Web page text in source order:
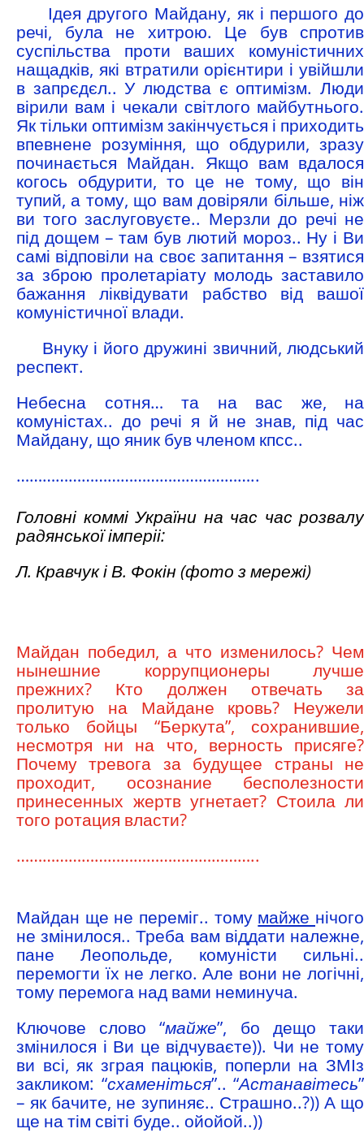
Ідея другого Майдану, як і першого до
речі, була не хитрою. Це був спротив
суспільства проти ваших комуністичних
нащадків, які втратили орієнтири і увійшли
в запрєдєл.. У людства є оптимізм. Люди
вірили вам і чекали світлого майбутнього.
Як тільки оптимізм закінчується і приходить
впевнене розуміння, що обдурили, зразу
починається Майдан. Якщо вам вдалося
когось обдурити, то це не тому, що він
тупий, а тому, що вам довіряли більше, ніж
ви того заслуговуєте.. Мерзли до речі не
під дощем – там був лютий мороз.. Ну і Ви
самі відповіли на своє запитання – взятися
за зброю пролетаріату молодь заставило
бажання ліквідувати рабство від вашої
комуністичної влади.
Внуку і його дружині звичний, людський
респект.
Небесна сотня… та на вас же, на
комуністах.. до речі я й не знав, під час
Майдану, що яник був членом кпсс..
………………………………………………..
Головні коммі України на час час розвалу
радянської імперіі:
Л. Кравчук і В. Фокін (фото з мережі)
Майдан победил, а что изменилось? Чем
нынешние коррупционеры лучше
прежних? Кто должен отвечать за
пролитую на Майдане кровь? Неужели
только бойцы “Беркута”, сохранившие,
несмотря ни на что, верность присяге?
Почему тревога за будущее страны не
проходит, осознание бесполезности
принесенных жертв угнетает? Стоила ли
того ротация власти?
………………………………………………..
Майдан ще не переміг.. тому майже нічого
не змінилося.. Треба вам віддати належне,
пане Леопольде, комуністи сильні..
перемогти їх не легко. Але вони не логічні,
тому перемога над вами неминуча.
Ключове слово “майже”, бо дещо таки
змінилося і Ви це відчуваєте)). Чи не тому
ви всі, як зграя пацюків, поперли на ЗМІз
закликом: “схаменіться”.. “Астанавітесь”
– як бачите, не зупиняє.. Страшно..?)) А що
ще на тім світі буде.. ойойой..))